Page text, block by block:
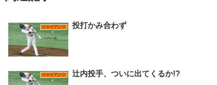
ジャイアンツ 投打かみ合わず
ジャイアンツ 辻内投手、ついに出てくるか!?